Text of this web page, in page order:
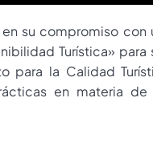
su compromiso
Turística»
la Calidad
en materia